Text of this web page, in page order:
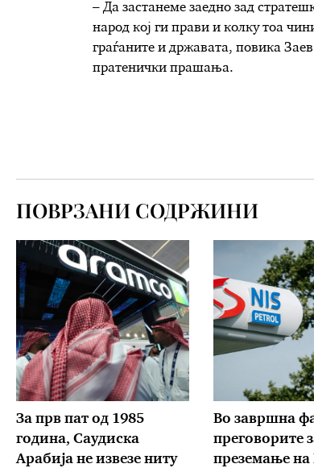
– Да застанеме заедно зад
народ кој ги прави и колку тоа
граѓаните и државата, повика
пратенички прашања.
ПОВРЗАНИ СОДРЖИНИ
За прв пат од 1985
година, Саудиска
Арабија не извезе ниту
Во завршна
преговорите
преземање